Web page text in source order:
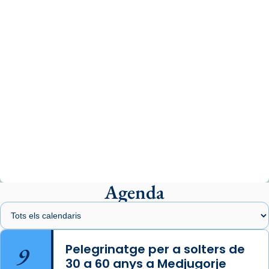
presidit aquest 27 de juliol la missa de Les
Santes de Mataró.
🔗
📸 J. Merino
Photo
Agenda
9
Pelegrinatge per a solters de
30 a 60 anys a Medjugorje